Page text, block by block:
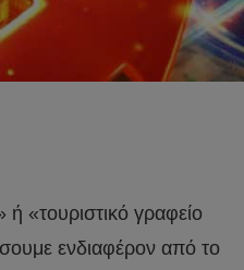
«τουριστικό γραφείο
ενδιαφέρον από το